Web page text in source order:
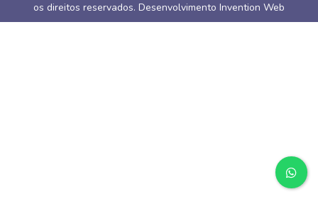
os direitos reservados. Desenvolvimento Invention Web